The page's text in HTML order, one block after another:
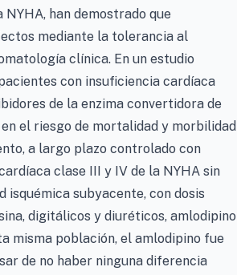
han demostrado que
mediante la tolerancia al
clínica. En un estudio
con insuficiencia cardíaca
de la enzima convertidora de
el riesgo de mortalidad y morbilidad
a largo plazo controlado con
clase III y IV de la NYHA sin
subyacente, con dosis
digitálicos y diuréticos, amlodipino
misma población, el amlodipino fue
de no haber ninguna diferencia